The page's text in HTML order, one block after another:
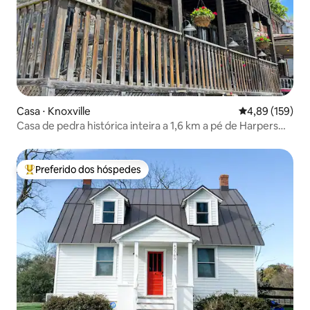
Casa ⋅ Knoxville 4,89 de uma
4,89 (159)
Casa de pedra histórica inteira a 1,6 km a pé de Harpers
Entre os melhores preferidos dos hóspedes
Preferido dos hóspedes